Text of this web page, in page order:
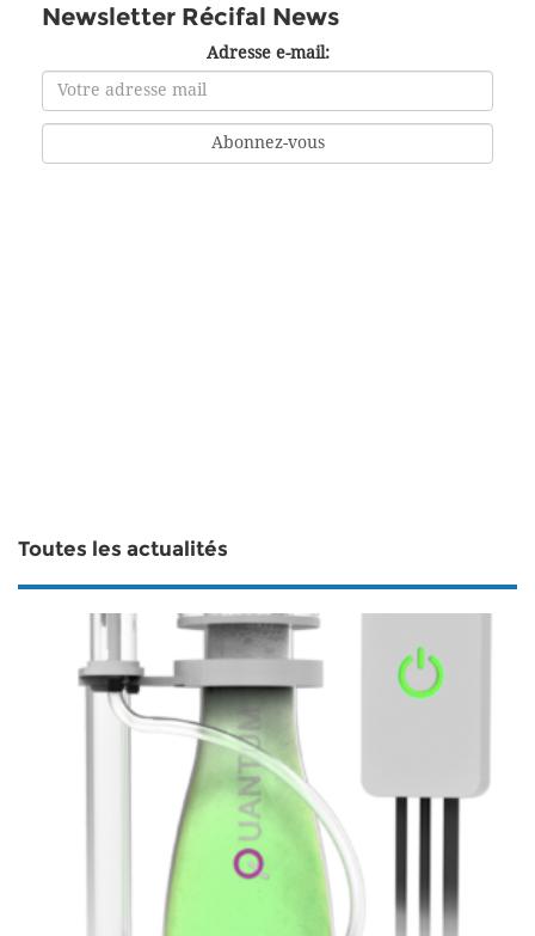
Newsletter Récifal News
Adresse e-mail:
Toutes les actualités